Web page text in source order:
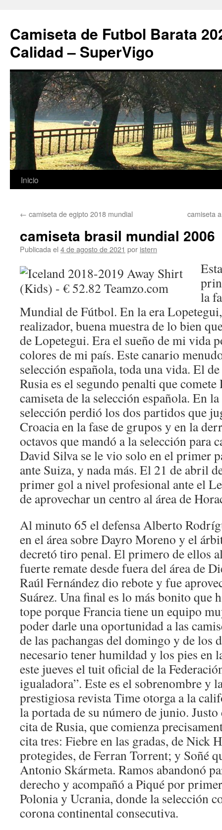
Camiseta de Futbol Barata
Calidad – SuperVigo
Saltar
contenido
Inicio
← camiseta de egipto 2018 mundial camiseta
camiseta brasil mundial 2006
Publicada el 4 de agosto de 2021 por istern
la
Mundial de Fútbol. En la era
realizador, buena muestra de lo bien
de Lopetegui. Era el sueño de mi vida
colores de mi país. Este canario
selección española, toda una vida. El
Rusia es el segundo penalti que
camiseta de la selección española. En
selección perdió los dos partidos que
Croacia en la fase de grupos y en la
octavos que mandó a la selección para
David Silva se le vio solo en el primer
ante Suiza, y nada más. El 21 de abril
primer gol a nivel profesional ante el
de aprovechar un centro al área de
Al minuto 65 el defensa Alberto
en el área sobre Dayro Moreno y el
decretó tiro penal. El primero de ellos
fuerte remate desde fuera del área de
Raúl Fernández dio rebote y fue
Suárez. Una final es lo más bonito que
tope porque Francia tiene un equipo
poder darle una oportunidad a las
de las pachangas del domingo y de los
necesario tener humildad y los pies en
este jueves el tuit oficial de la
igualadora”. Este es el sobrenombre y
prestigiosa revista Time otorga a la
la portada de su número de junio.
cita de Rusia, que comienza
cita tres: Fiebre en las gradas, de Nick
protegides, de Ferran Torrent; y Soñé
Antonio Skármeta. Ramos abandonó
derecho y acompañó a Piqué por
Polonia y Ucrania, donde la selección
corona continental consecutiva.